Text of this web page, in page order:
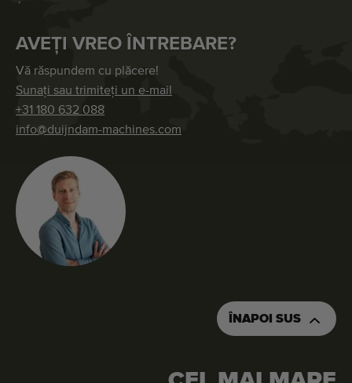
AVEȚI VREO ÎNTREBARE?
Vă răspundem cu plăcere!
Sunați sau trimiteți un e-mail
+31 180 632 088
info@duijndam-machines.com
ÎNAPOI SUS